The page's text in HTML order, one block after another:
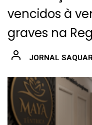
vencidos à
graves na
JORNAL